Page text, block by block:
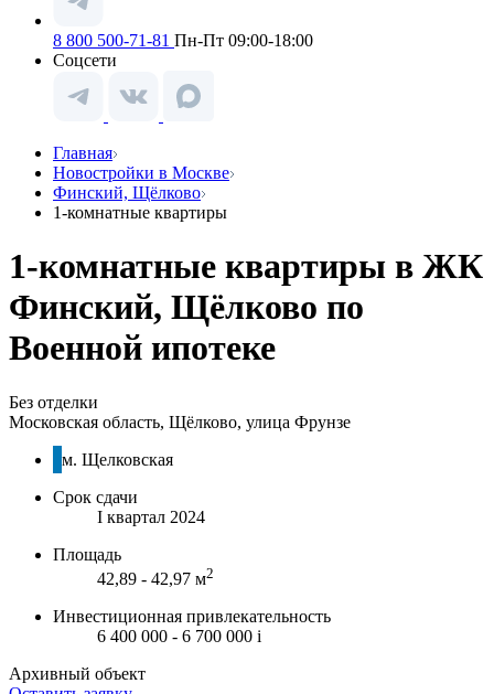
8 800 500-71-81 Пн-Пт 09:00-18:00
Соцсети
Главная
Новостройки в Москве
Финский, Щёлково
1-комнатные квартиры
1-комнатные квартиры в ЖК
Финский, Щёлково по
Военной ипотеке
Без отделки
Московская область, Щёлково, улица Фрунзе
м. Щелковская
Срок сдачи
I квартал 2024
Площадь
42,89 - 42,97 м2
Инвестиционная привлекательность
6 400 000 - 6 700 000 i
Архивный объект